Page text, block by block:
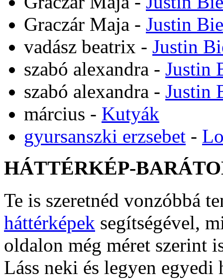
Graczár Maja - Justin
vadász beatrix - Justin
szabó alexandra - Justin
szabó alexandra - Justin
március - Kutyák
gyursanszki erzsebet -
HÁTTÉRKÉP-
Te is szeretnéd vonzóbbá
háttérképek segítségével,
oldalon még méret szerint
Láss neki és legyen egyedi